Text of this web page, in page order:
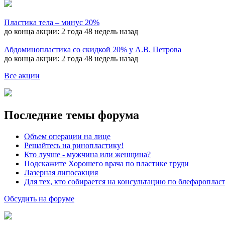
Пластика тела – минус 20%
до конца акции: 2 года 48 недель назад
Абдоминопластика со скидкой 20% у А.В. Петрова
до конца акции: 2 года 48 недель назад
Все акции
Последние темы форума
Объем операции на лице
Решайтесь на ринопластику!
Кто лучше - мужчина или женщина?
Подскажите Хорошего врача по пластике груди
Лазерная липосакция
Для тех, кто собирается на консультацию по
Обсудить на форуме